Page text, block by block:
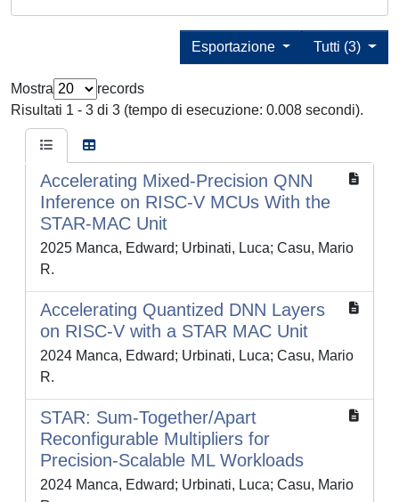
Tutti (3)
Esportazione
Mostra
records
Risultati 1 - 3 di 3 (tempo di esecuzione: 0.008 secondi).
Accelerating Mixed-Precision QNN
Inference on RISC-V MCUs With the
STAR-MAC Unit
2025 Manca, Edward; Urbinati, Luca; Casu, Mario
R.
Accelerating Quantized DNN Layers
on RISC-V with a STAR MAC Unit
2024 Manca, Edward; Urbinati, Luca; Casu, Mario
R.
STAR: Sum-Together/Apart
Reconfigurable Multipliers for
Precision-Scalable ML Workloads
2024 Manca, Edward; Urbinati, Luca; Casu, Mario